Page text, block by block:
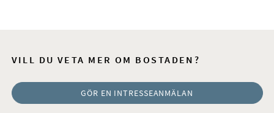
VILL DU VETA MER OM BOSTADEN?
GÖR EN INTRESSEANMÄLAN